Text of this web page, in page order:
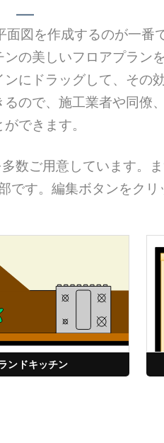
図を作成するのが一番
の美しいフロアプラン
にドラッグして、その
ので、施工業者や同僚
できます。
数ご用意しています。
す。編集ボタンをクリ
ンドキッチン